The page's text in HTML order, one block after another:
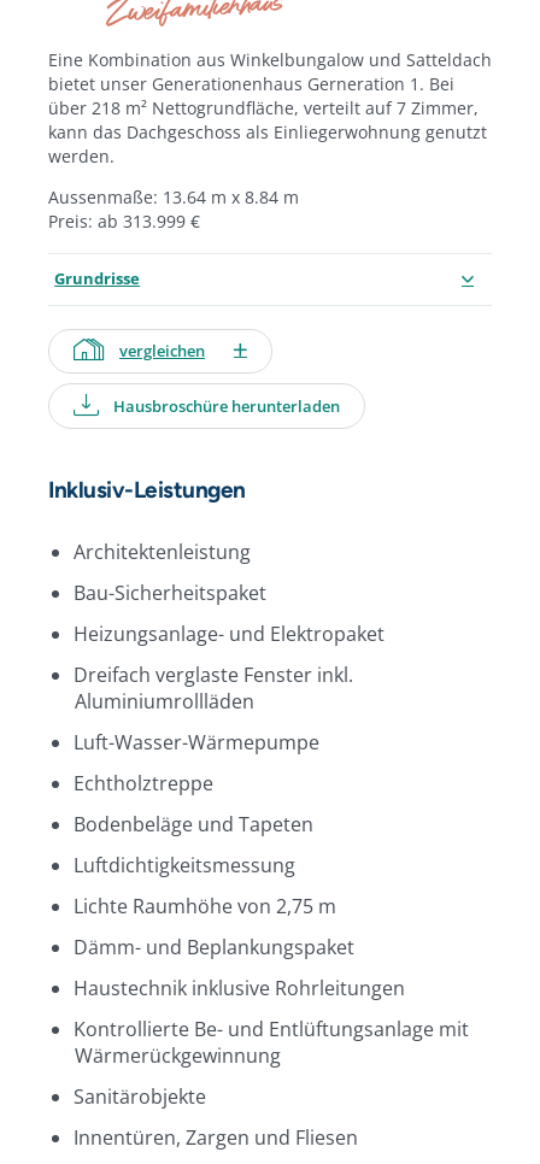
Zweifamilienhaus
Eine Kombination aus Winkelbungalow und Satteldach
bietet unser Generationenhaus Gerneration 1. Bei
über 218 m² Nettogrundfläche, verteilt auf 7 Zimmer,
kann das Dachgeschoss als Einliegerwohnung genutzt
werden.
Aussenmaße: 13.64 m x 8.84 m
Preis: ab 313.999 €
Grundrisse
vergleichen
Hausbroschüre herunterladen
Inklusiv-Leistungen
Architektenleistung
Bau-Sicherheitspaket
Heizungsanlage- und Elektropaket
Dreifach verglaste Fenster inkl.
Aluminiumrollläden
Luft-Wasser-Wärmepumpe
Echtholztreppe
Bodenbeläge und Tapeten
Luftdichtigkeitsmessung
Lichte Raumhöhe von 2,75 m
Dämm- und Beplankungspaket
Haustechnik inklusive Rohrleitungen
Kontrollierte Be- und Entlüftungsanlage mit
Wärmerückgewinnung
Sanitärobjekte
Innentüren, Zargen und Fliesen